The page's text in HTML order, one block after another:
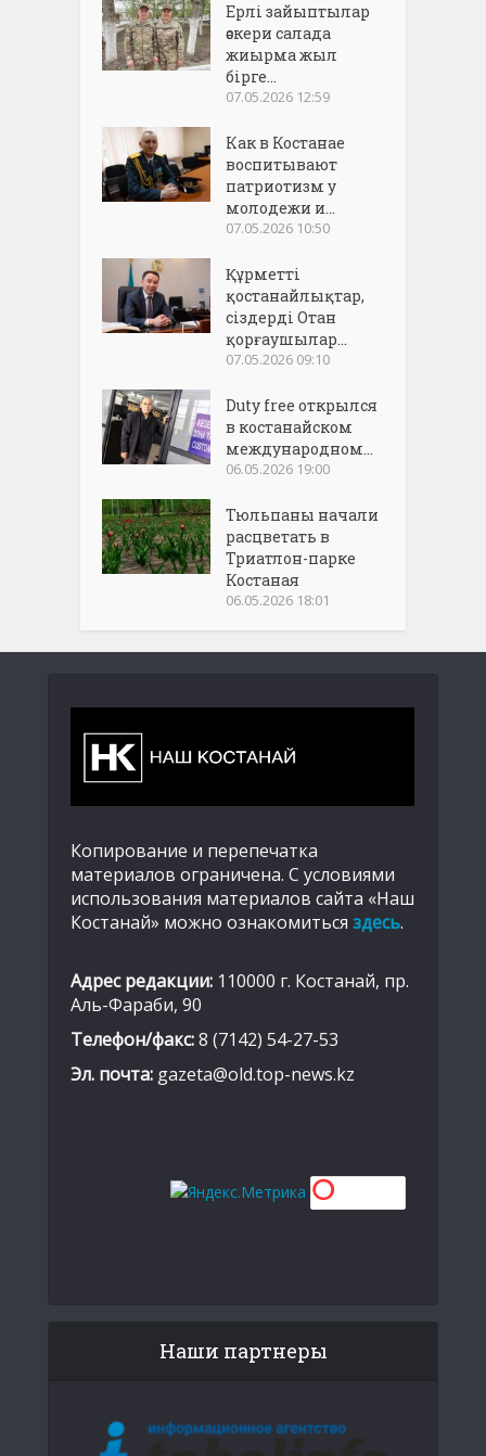
Ерлі зайыптылар
әскери салада
жиырма жыл
бірге...
07.05.2026 12:59
Как в Костанае
воспитывают
патриотизм у
молодежи и...
07.05.2026 10:50
Құрметті
қостанайлықтар,
сіздерді Отан
қорғаушылар...
07.05.2026 09:10
Duty free открылся
в костанайском
международном...
06.05.2026 19:00
Тюльпаны начали
расцветать в
Триатлон-парке
Костаная
06.05.2026 18:01
Копирование и перепечатка
материалов ограничена. С условиями
использования материалов сайта «Наш
Костанай» можно ознакомиться здесь.
Адрес редакции: 110000 г. Костанай, пр.
Аль-Фараби, 90
Телефон/факс:8 (7142) 54-27-53
Эл. почта: gazeta@old.top-news.kz
Наши партнеры